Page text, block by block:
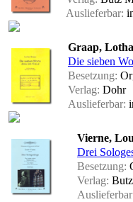
Auslieferbar:
Graap,
Die sieben
Besetzung:
Verlag: Dohr
Auslieferbar:
Vierne,
Drei
Besetzung:
Verlag: